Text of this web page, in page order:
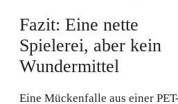
Fazit: Eine nette
Spielerei, aber kein
Wundermittel
Eine Mückenfalle aus einer PET-